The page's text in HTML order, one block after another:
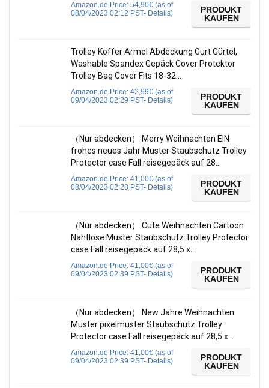
Amazon.de Price: 54,90€ (as of
08/04/2023 02:12 PST- Details)
PRODUKT
KAUFEN
Trolley Koffer Ärmel Abdeckung Gurt Gürtel,
Washable Spandex Gepäck Cover Protektor
Trolley Bag Cover Fits 18-32…
Amazon.de Price: 42,99€ (as of
09/04/2023 02:29 PST- Details)
PRODUKT
KAUFEN
（Nur abdecken） Merry Weihnachten EIN
frohes neues Jahr Muster Staubschutz Trolley
Protector case Fall reisegepäck auf 28…
Amazon.de Price: 41,00€ (as of
08/04/2023 02:28 PST- Details)
PRODUKT
KAUFEN
（Nur abdecken） Cute Weihnachten Cartoon
Nahtlose Muster Staubschutz Trolley Protector
case Fall reisegepäck auf 28,5 x…
Amazon.de Price: 41,00€ (as of
09/04/2023 02:39 PST- Details)
PRODUKT
KAUFEN
（Nur abdecken） New Jahre Weihnachten
Muster pixelmuster Staubschutz Trolley
Protector case Fall reisegepäck auf 28,5 x…
Amazon.de Price: 41,00€ (as of
09/04/2023 02:39 PST- Details)
PRODUKT
KAUFEN